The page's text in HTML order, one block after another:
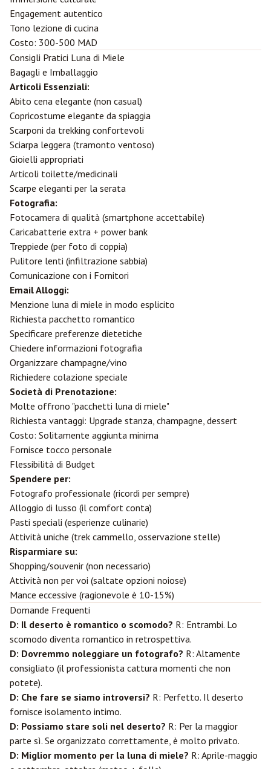
Engagement autentico
Tono lezione di cucina
Costo: 300-500 MAD
Consigli Pratici Luna di Miele
Bagagli e Imballaggio
Articoli Essenziali:
Abito cena elegante (non casual)
Copricostume elegante da spiaggia
Scarponi da trekking confortevoli
Sciarpa leggera (tramonto ventoso)
Gioielli appropriati
Articoli toilette/medicinali
Scarpe eleganti per la serata
Fotografia:
Fotocamera di qualità (smartphone accettabile)
Caricabatterie extra + power bank
Treppiede (per foto di coppia)
Pulitore lenti (infiltrazione sabbia)
Comunicazione con i Fornitori
Email Alloggi:
Menzione luna di miele in modo esplicito
Richiesta pacchetto romantico
Specificare preferenze dietetiche
Chiedere informazioni fotografia
Organizzare champagne/vino
Richiedere colazione speciale
Società di Prenotazione:
Molte offrono "pacchetti luna di miele"
Richiesta vantaggi: Upgrade stanza, champagne, dessert
Costo: Solitamente aggiunta minima
Fornisce tocco personale
Flessibilità di Budget
Spendere per:
Fotografo professionale (ricordi per sempre)
Alloggio di lusso (il comfort conta)
Pasti speciali (esperienze culinarie)
Attività uniche (trek cammello, osservazione stelle)
Risparmiare su:
Shopping/souvenir (non necessario)
Attività non per voi (saltate opzioni noiose)
Mance eccessive (ragionevole è 10-15%)
Domande Frequenti
D: Il deserto è romantico o scomodo? R: Entrambi. Lo
scomodo diventa romantico in retrospettiva.
D: Dovremmo noleggiare un fotografo? R: Altamente
consigliato (il professionista cattura momenti che non
potete).
D: Che fare se siamo introversi? R: Perfetto. Il deserto
fornisce isolamento intimo.
D: Possiamo stare soli nel deserto? R: Per la maggior
parte sì. Se organizzato correttamente, è molto privato.
D: Miglior momento per la luna di miele? R: Aprile-maggio